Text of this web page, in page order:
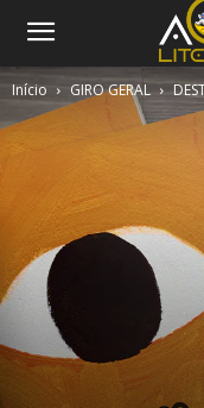
Início GIRO GERAL